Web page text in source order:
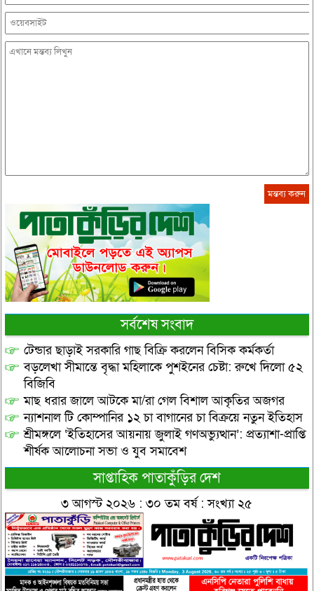
সর্বশেষ সংবাদ
টেন্ডার ছাড়াই সরকারি গাছ বিক্রি করলেন বিসিক কর্মকর্তা
বড়লেখা সীমান্তে বৃদ্ধা মহিলাকে পুশইনের চেষ্টা: রুখে দিলো ৫২
বিজিবি
মাছ ধরার জালে আটকে মা/রা গেল বিশাল আকৃতির অজগর
ন্যাশনাল টি কোম্পানির ১২ চা বাগানের চা বিক্রয়ে নতুন ইতিহাস
শ্রীমঙ্গলে ‘ইতিহাসের আয়নায় জুলাই গণঅভ্যুত্থান’: প্রত্যাশা-প্রাপ্তি
শীর্ষক আলোচনা সভা ও যুব সমাবেশ
সাপ্তাহিক পাতাকুঁড়ির দেশ
৩ আগস্ট ২০২৬ : ৩০ তম বর্ষ : সংখ্যা ২৫